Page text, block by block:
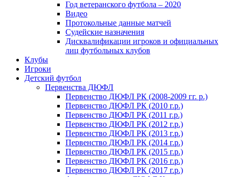
Год ветеранского футбола – 2020
Видео
Протокольные данные матчей
Судейские назначения
Дисквалификации игроков и официальных
лиц футбольных клубов
Клубы
Игроки
Детский футбол
Первенства ДЮФЛ
Первенство ДЮФЛ РК (2008-2009 гг. р.)
Первенство ДЮФЛ РК (2010 г.р.)
Первенство ДЮФЛ РК (2011 г.р.)
Первенство ДЮФЛ РК (2012 г.р.)
Первенство ДЮФЛ РК (2013 г.р.)
Первенство ДЮФЛ РК (2014 г.р.)
Первенство ДЮФЛ РК (2015 г.р.)
Первенство ДЮФЛ РК (2016 г.р.)
Первенство ДЮФЛ РК (2017 г.р.)